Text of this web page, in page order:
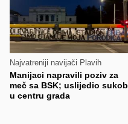
Najvatreniji navijači Plavih
Manijaci napravili poziv za
meč sa BSK; uslijedio sukob
u centru grada